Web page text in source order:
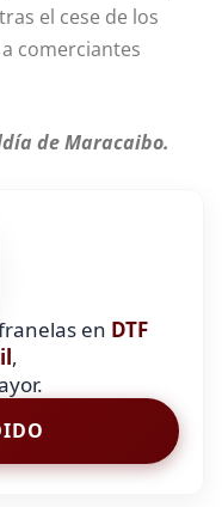
el cese de los
comerciantes
de Maracaibo.
en DTF
,